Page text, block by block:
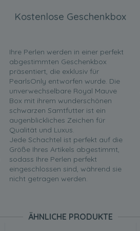
Kostenlose Geschenkbox
Ihre Perlen werden in einer perfekt
abgestimmten Geschenkbox
präsentiert, die exklusiv für
PearlsOnly entworfen wurde. Die
unverwechselbare Royal Mauve
Box mit ihrem wunderschönen
schwarzen Samtfutter ist ein
augenblickliches Zeichen für
Qualität und Luxus.
Jede Schachtel ist perfekt auf die
Größe Ihres Artikels abgestimmt,
sodass Ihre Perlen perfekt
eingeschlossen sind, während sie
nicht getragen werden.
ÄHNLICHE PRODUKTE